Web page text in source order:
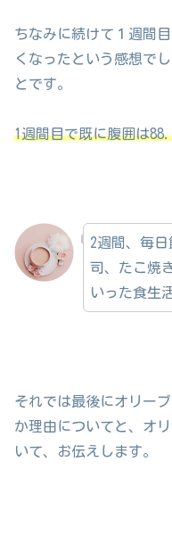
ちなみに続けて１週間
くなったという感想で
とです。
1週間目で既に腹囲は
2週間、毎
司、たこ焼
いった食生
それでは最後にオリー
か理由についてと、オ
いて、お伝えします。